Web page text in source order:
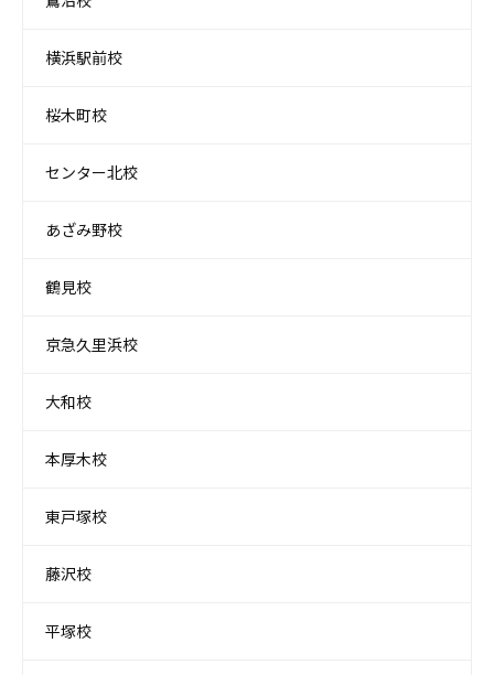
横浜駅前校
桜木町校
センター北校
あざみ野校
鶴見校
京急久里浜校
大和校
本厚木校
東戸塚校
藤沢校
平塚校